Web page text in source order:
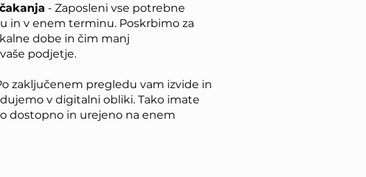
- Zaposleni vse potrebne
in v enem terminu. Poskrbimo za
dobe in čim manj
podjetje.
zaključenem pregledu vam izvide in
v digitalni obliki. Tako imate
dostopno in urejeno na enem